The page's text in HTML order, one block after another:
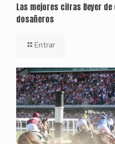
Las mejores cifras Beyer
dosañeros
Entrar